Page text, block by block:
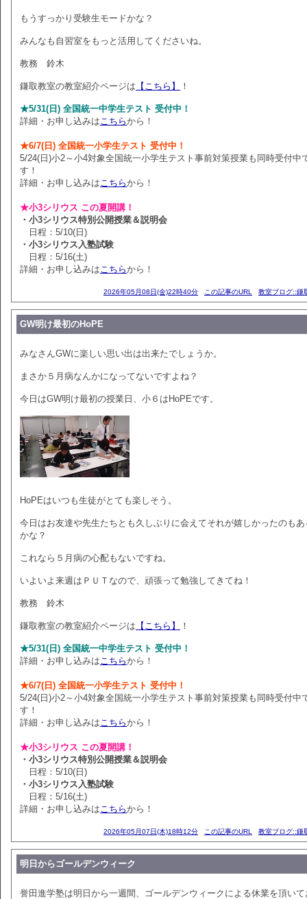
もうすっかり受験生モードかな？
みんなも自習室をもっと活用してくださいね。
教務 鈴木
鎌取教室の教室紹介ページは 【こちら】 ！
★5/31(日) 全国統一中学生テスト 受付中！
詳細・お申し込みはこちらから！
★6/7(日) 全国統一小学生テスト 受付中！
5/24(日)小2～小4対象全国統一小学生テスト事前対策授業も同時受付中
す！
詳細・お申し込みはこちらから！
★小3シリウス この夏開講！
・小3シリウス特別公開授業＆説明会
日程：5/10(日)
・小3シリウス入塾試験
日程：5/16(土)
詳細・お申し込みはこちらから！
2026年05月08日(金)22時40分 この記事のURL 教室ブログ::鎌
GW明け最初のHoPE
みなさんGWに楽しい思い出は出来たでしょうか。
まさか５月病なんかになってないですよね？
今日はGW明け最初の授業日、小６はHoPEです。
HoPEはいつも生徒がとても楽しそう。
今日はお友達や先生たちとも久しぶりに会えてそれが嬉しかったのもあ
かな？
これなら５月病の心配もないですね。
いよいよ来週はＰＵＴなので、頑張って勉強してきてね！
教務 鈴木
鎌取教室の教室紹介ページは 【こちら】 ！
★5/31(日) 全国統一中学生テスト 受付中！
詳細・お申し込みはこちらから！
★6/7(日) 全国統一小学生テスト 受付中！
5/24(日)小2～小4対象全国統一小学生テスト事前対策授業も同時受付中
す！
詳細・お申し込みはこちらから！
★小3シリウス この夏開講！
・小3シリウス特別公開授業＆説明会
日程：5/10(日)
・小3シリウス入塾試験
日程：5/16(土)
詳細・お申し込みはこちらから！
2026年05月07日(木)18時12分 この記事のURL 教室ブログ::鎌
明日からゴールデンウィーク
誉田進学塾は明日から一週間、ゴールデンウィークによる休業を頂いて